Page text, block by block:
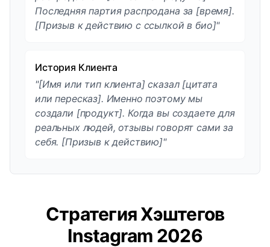
Последняя партия распродана за [время].
[Призыв к действию с ссылкой в био]"
История Клиента
"[Имя или тип клиента] сказал [цитата
или пересказ]. Именно поэтому мы
создали [продукт]. Когда вы создаете для
реальных людей, отзывы говорят сами за
себя. [Призыв к действию]"
Стратегия Хэштегов
Instagram 2026